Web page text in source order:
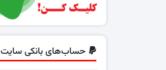
حساب‌های بانکی سایت